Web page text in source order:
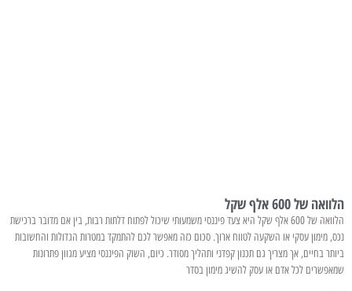
הלוואה של 600 אלף שקל
הלוואה של 600 אלף שקל היא צעד פיננסי משמעותי שיכול לפתוח דלתות רבות, בין אם מדובר ברכישת
נכס, מימון עסקי או השקעה לטווח ארוך. סכום כזה מאפשר לכם להתמקד במטרות הגדולות והחשובות
ביותר בחיים, אך מצריך גם תכנון קפדני ותהליך מסודר. כיום, השוק הפיננסי מציע מגוון פתרונות
שמאפשרים לכל אדם או עסק להשיג מימון בסדר